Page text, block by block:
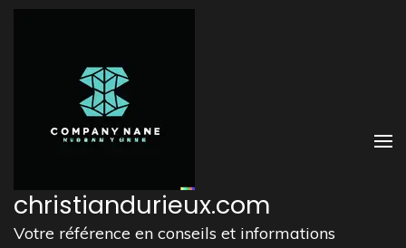
Aller
christiandurieux.com
Votre référence en conseils et informations